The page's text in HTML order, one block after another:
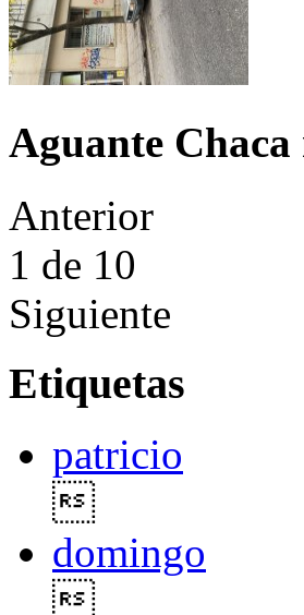
Aguante Chaca
Anterior
1 de 10
Siguiente
Etiquetas
patricio
domingo